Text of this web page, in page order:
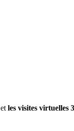
et les visites virtuelles